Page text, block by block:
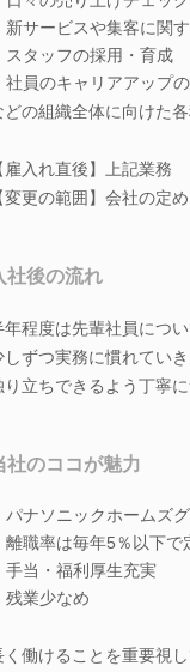
新サービスや集客に関
スタッフの採用・育成
社員のキャリアアップ
どの組織全体に向けた
雇入れ直後】上記業務
変更の範囲】会社の定
社後の流れ
年程度は先輩社員につ
しずつ実務に慣れてい
り立ちできるよう丁寧
社のココが魅力
パナソニックホームズ
離職率は毎年5％以下で
手当・福利厚生充実
残業少なめ
く働けることを重要視し